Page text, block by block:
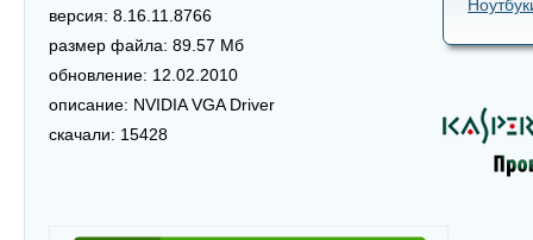
версия: 8.16.11.8766
размер файла: 89.57 Мб
обновление: 12.02.2010
описание: NVIDIA VGA Driver
скачали: 15428